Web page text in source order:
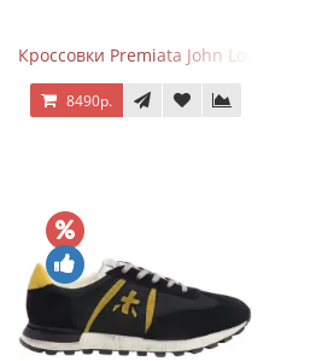
Кроссовки Premiata John Low черные
8490р.